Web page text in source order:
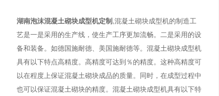
湖南泡沫混凝土砌块成型机定制,混凝土砌块成型机的制造工
艺是一是采用的生产线，使生产工序更加流畅。二是采用的设
备和装备。如德国施耐德、美国施耐德等。混凝土砌块成型机
具有以下特点高精度。高精度可达到％的精度。这种高精度可
以在程度上保证混凝土砌块成品的质量。同时，在成型过程中
也可以保证混凝土砌块的精度。混凝土砌块成型机具有以下特